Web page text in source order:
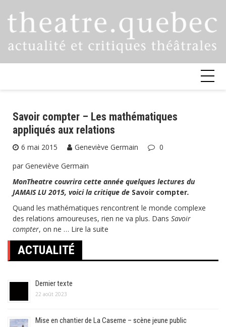
Savoir compter – Les mathématiques
appliqués aux relations
6 mai 2015 Geneviève Germain
0
par Geneviève Germain
MonTheatre couvrira cette année quelques lectures du
JAMAIS LU 2015, voici la critique de Savoir compter.
Quand les mathématiques rencontrent le monde complexe
des relations amoureuses, rien ne va plus. Dans Savoir
compter, on ne … Lire la suite
ACTUALITÉ
Dernier texte
22 août 2023
Mise en chantier de La Caserne – scène jeune public